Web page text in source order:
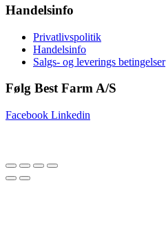
Handelsinfo
Privatlivspolitik
Handelsinfo
Salgs- og leverings betingelser
Følg Best Farm A/S
Facebook Linkedin